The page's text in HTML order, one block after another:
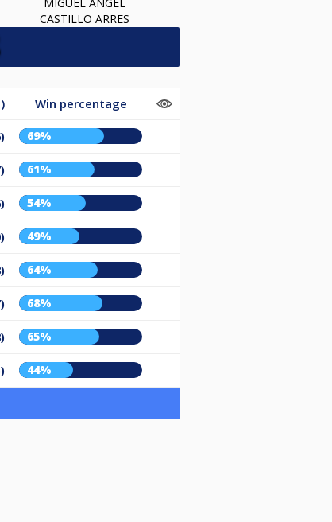
CASTILLO ARRES
Win percentage
69%
61%
54%
49%
64%
68%
65%
44%